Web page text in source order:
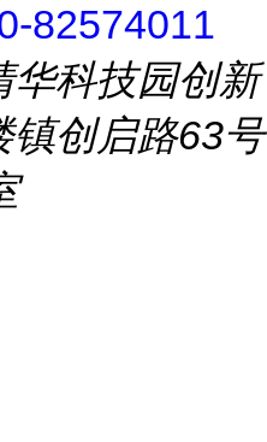
82574011
华科技园创新
镇创启路63号